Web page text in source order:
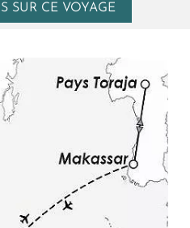
noms étrangers.
en Indonésie, pour un
en passant par Sulawesi.
d’ici. Une odyssée
SUR CE VOYAGE